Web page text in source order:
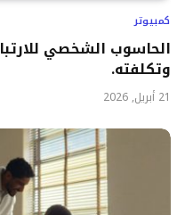
كمبيوتر
الحاسوب الشخصي
وتكلفته.
21 أبريل, 2026